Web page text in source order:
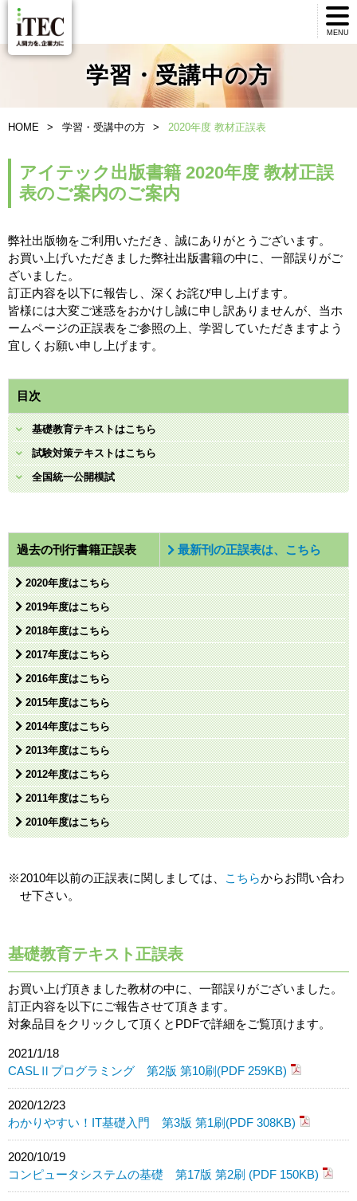
MENU
学習・受講中の方
HOME 学習・受講中の方 2020年度 教材正誤表
アイテック出版書籍 2020年度 教材正誤
表のご案内のご案内
弊社出版物をご利用いただき、誠にありがとうございます。
お買い上げいただきました弊社出版書籍の中に、一部誤りがご
ざいました。
訂正内容を以下に報告し、深くお詫び申し上げます。
皆様には大変ご迷惑をおかけし誠に申し訳ありませんが、当ホ
ームページの正誤表をご参照の上、学習していただきますよう
宜しくお願い申し上げます。
目次
基礎教育テキストはこちら
試験対策テキストはこちら
全国統一公開模試
過去の刊行書籍正誤表 最新刊の正誤表は、こちら
2020年度はこちら
2019年度はこちら
2018年度はこちら
2017年度はこちら
2016年度はこちら
2015年度はこちら
2014年度はこちら
2013年度はこちら
2012年度はこちら
2011年度はこちら
2010年度はこちら
※2010年以前の正誤表に関しましては、 こちらからお問い合わ
せ下さい。
基礎教育テキスト正誤表
お買い上げ頂きました教材の中に、一部誤りがございました。
訂正内容を以下にご報告させて頂きます。
対象品目をクリックして頂くとPDFで詳細をご覧頂けます。
2021/1/18
CASLⅡプログラミング 第2版 第10刷(PDF 259KB)
2020/12/23
わかりやすい！IT基礎入門 第3版 第1刷(PDF 308KB)
2020/10/19
コンピュータシステムの基礎 第17版 第2刷 (PDF 150KB)